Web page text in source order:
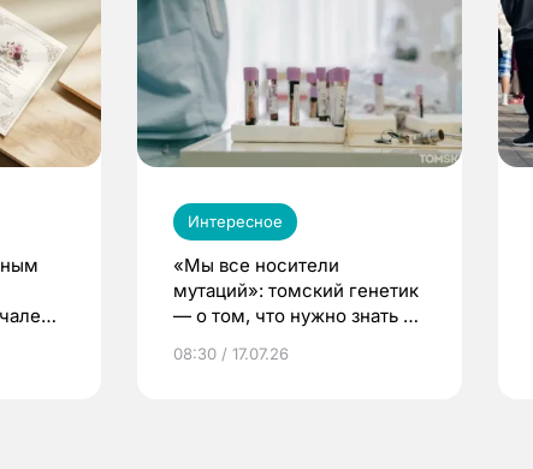
Интересное
«Мы все носители
мутаций»: томский генетик
— о том, что нужно знать до
08:30 / 17.07.26